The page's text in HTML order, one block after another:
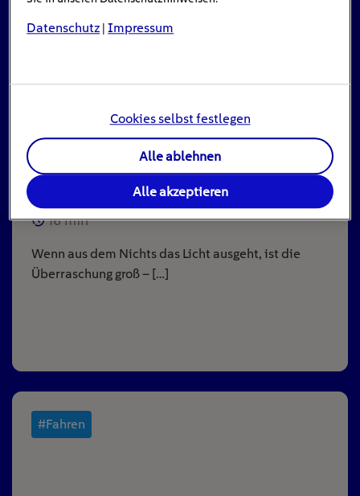
Stromausfall: Das ist zu tun, wenn das Licht
ausgeht
16min
Wenn aus dem Nichts das Licht ausgeht, ist die
Überraschung groß – […]
#Fahren
Datenschutz |Impressum
Cookies selbst festlegen
Alle ablehnen
Alle akzeptieren